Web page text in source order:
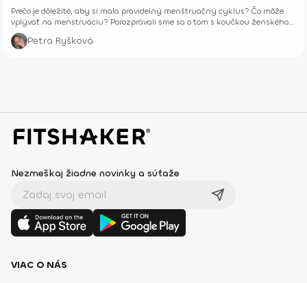
zdravia.
Prečo je dôležité, aby si mala pravidelný menštruačný cyklus? Čo môže
vplývať na menstruáciu? Porozprávali sme sa o tom s koučkou ženského
zdravia.
Petra Ryšková
Nezmeškaj žiadne novinky a súťaže
VIAC O NÁS